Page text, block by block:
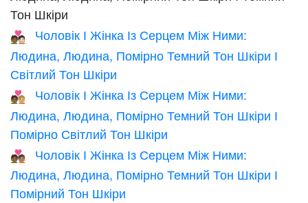
Тон Шкіри
🧑🏾‍❤️‍🧑🏻
Чоловік І Жінка Із Серцем Між Ними:
Людина, Людина, Помірно Темний Тон Шкіри І
Світлий Тон Шкіри
🧑🏾‍❤️‍🧑🏼
Чоловік І Жінка Із Серцем Між Ними:
Людина, Людина, Помірно Темний Тон Шкіри І
Помірно Світлий Тон Шкіри
🧑🏾‍❤️‍🧑🏽
Чоловік І Жінка Із Серцем Між Ними:
Людина, Людина, Помірно Темний Тон Шкіри І
Помірний Тон Шкіри